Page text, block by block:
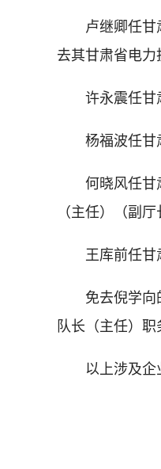
卢继卿任
去其甘肃省电力
许永震任甘
杨福波任甘
何晓风任甘
（主任）（副厅
王库前任甘
免去倪学向
队长（主任）职
以上涉及企